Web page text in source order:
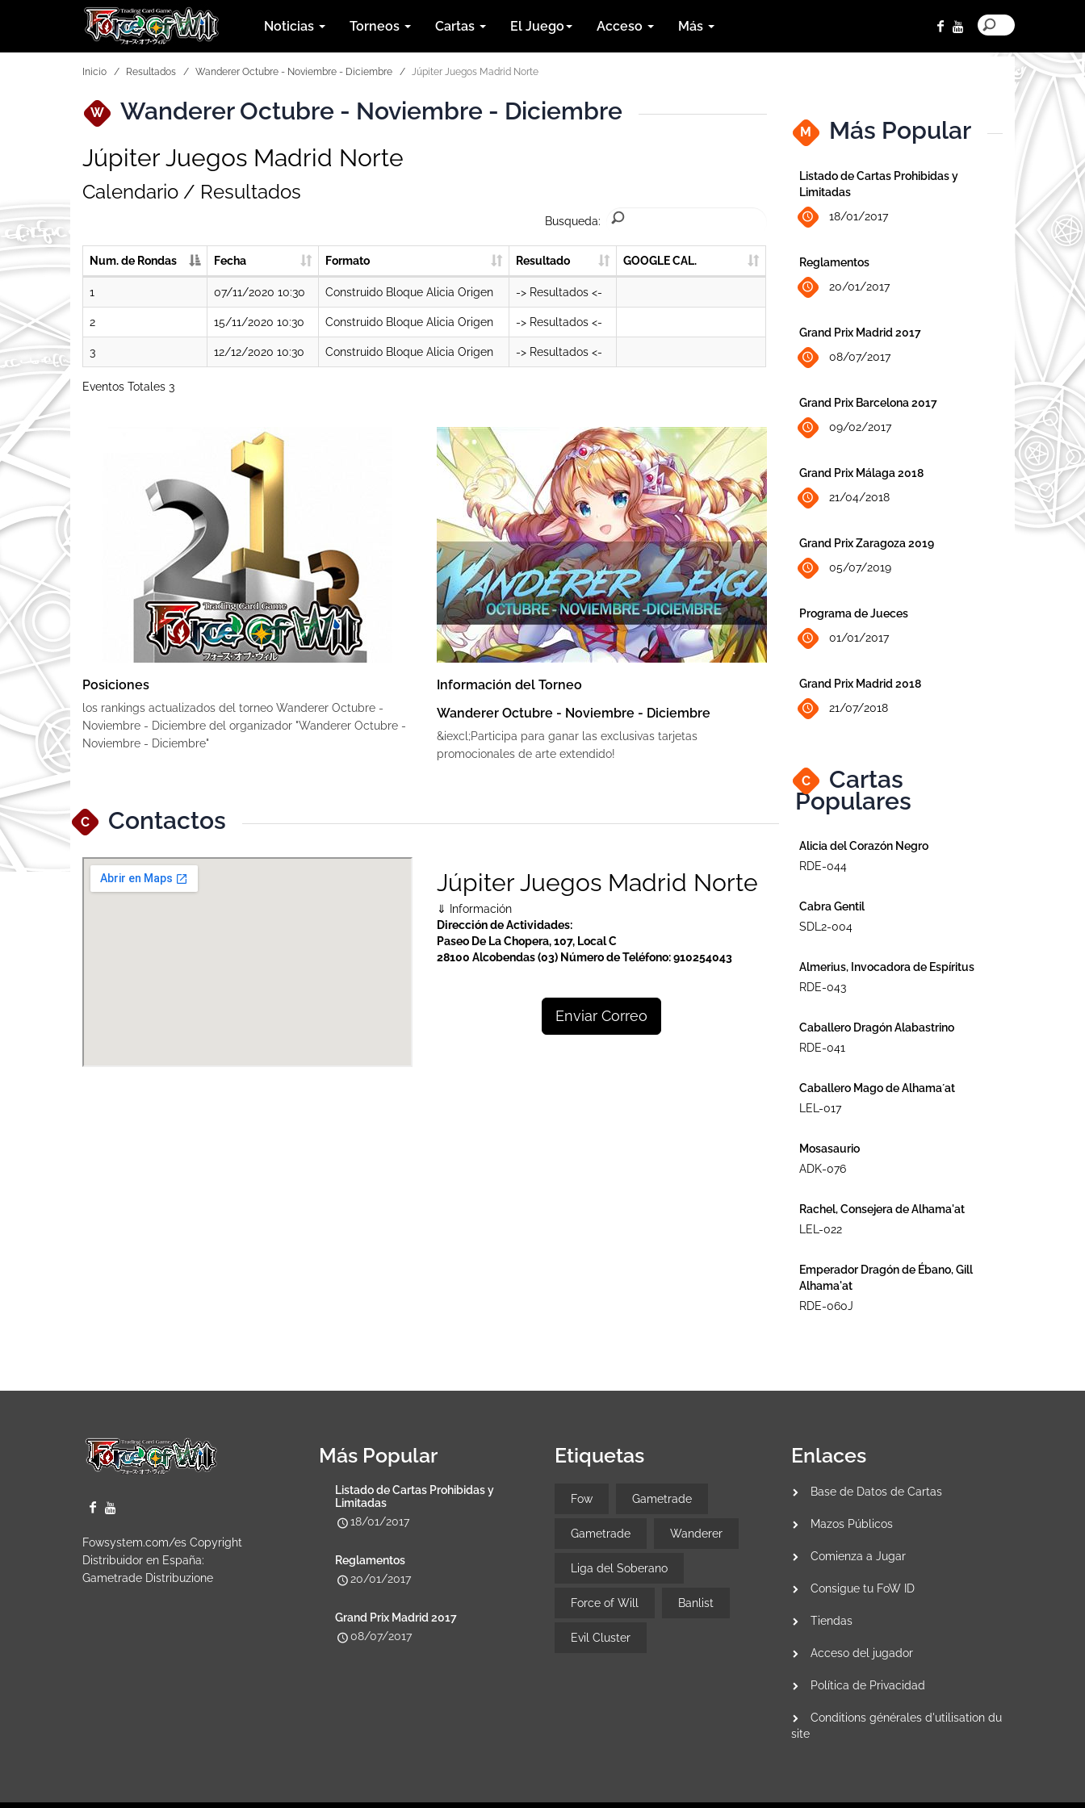
Noticias Torneos Cartas El Juego Acceso Más
Inicio Resultados Wanderer Octubre - Noviembre - Diciembre Júpiter Juegos Madrid Norte
W
Wanderer Octubre - Noviembre - Diciembre
Júpiter Juegos Madrid Norte
Calendario / Resultados
Busqueda:
Num. de Rondas Fecha Formato Resultado GOOGLE CAL.
1 07/11/2020 10:30 Construido Bloque Alicia Origen -> Resultados <-
2 15/11/2020 10:30 Construido Bloque Alicia Origen -> Resultados <-
3 12/12/2020 10:30 Construido Bloque Alicia Origen -> Resultados <-
Eventos Totales 3
Posiciones
los rankings actualizados del torneo Wanderer Octubre -
Noviembre - Diciembre del organizador "Wanderer Octubre -
Noviembre - Diciembre"
Información del Torneo
Wanderer Octubre - Noviembre - Diciembre
&iexcl;Participa para ganar las exclusivas tarjetas
promocionales de arte extendido!
C Contactos
Júpiter Juegos Madrid Norte
⇓ Información
Dirección de Actividades:
Paseo De La Chopera, 107, Local C
28100 Alcobendas (03) Número de Teléfono:910254043
Enviar Correo
M Más Popular
Listado de Cartas Prohibidas y
Limitadas
18/01/2017
Reglamentos
20/01/2017
Grand Prix Madrid 2017
08/07/2017
Grand Prix Barcelona 2017
09/02/2017
Grand Prix Málaga 2018
21/04/2018
Grand Prix Zaragoza 2019
05/07/2019
Programa de Jueces
01/01/2017
Grand Prix Madrid 2018
21/07/2018
C Cartas
Populares
Alicia del Corazón Negro
RDE-044
Cabra Gentil
SDL2-004
Almerius, Invocadora de Espíritus
RDE-043
Caballero Dragón Alabastrino
RDE-041
Caballero Mago de Alhama´at
LEL-017
Mosasaurio
ADK-076
Rachel, Consejera de Alhama'at
LEL-022
Emperador Dragón de Ébano, Gill
Alhama'at
RDE-060J
Fowsystem.com/es Copyright
Distribuidor en España:
Gametrade Distribuzione
Más Popular
Listado de Cartas Prohibidas y
Limitadas
18/01/2017
Reglamentos
20/01/2017
Grand Prix Madrid 2017
08/07/2017
Etiquetas
Fow Gametrade
Gametrade Wanderer
Liga del Soberano
Force of Will Banlist
Evil Cluster
Enlaces
Base de Datos de Cartas
Mazos Públicos
Comienza a Jugar
Consigue tu FoW ID
Tiendas
Acceso del jugador
Política de Privacidad
Conditions générales d'utilisation du
site